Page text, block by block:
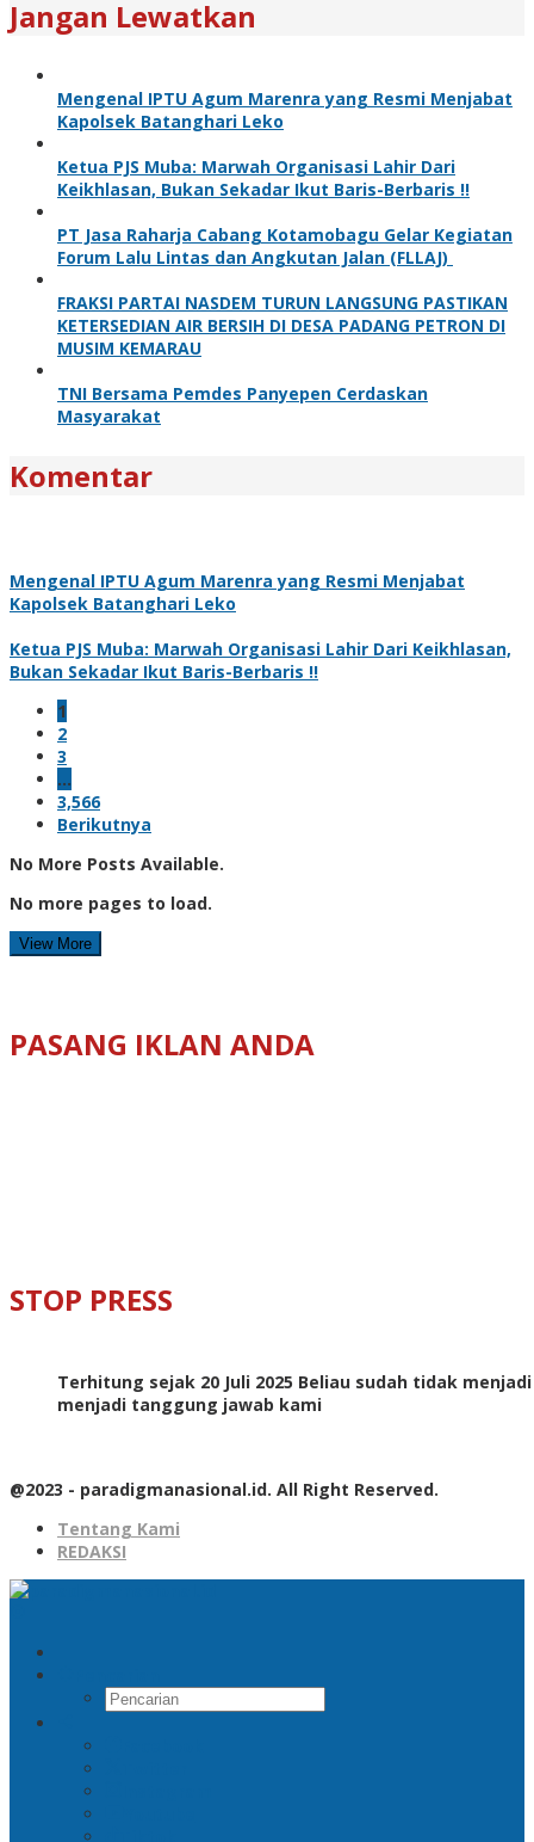
Jangan Lewatkan
Mengenal IPTU Agum Marenra yang Resmi Menjabat
Kapolsek Batanghari Leko
Ketua PJS Muba: Marwah Organisasi Lahir Dari
Keikhlasan, Bukan Sekadar Ikut Baris-Berbaris !!
PT Jasa Raharja Cabang Kotamobagu Gelar Kegiatan
Forum Lalu Lintas dan Angkutan Jalan (FLLAJ)
FRAKSI PARTAI NASDEM TURUN LANGSUNG PASTIKAN
KETERSEDIAN AIR BERSIH DI DESA PADANG PETRON DI
MUSIM KEMARAU
TNI Bersama Pemdes Panyepen Cerdaskan
Masyarakat
Komentar
Mengenal IPTU Agum Marenra yang Resmi Menjabat
Kapolsek Batanghari Leko
Ketua PJS Muba: Marwah Organisasi Lahir Dari Keikhlasan,
Bukan Sekadar Ikut Baris-Berbaris !!
1
2
3
…
3,566
Berikutnya
No More Posts Available.
No more pages to load.
View More
PASANG IKLAN ANDA
STOP PRESS
Terhitung sejak 20 Juli 2025 Beliau sudah tidak
menjadi tanggung jawab kami
@2023 - paradigmanasional.id. All Right Reserved.
Tentang Kami
REDAKSI